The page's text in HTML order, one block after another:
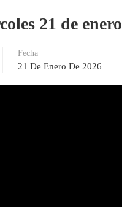
21 de enero
Fecha
21 De Enero De 2026